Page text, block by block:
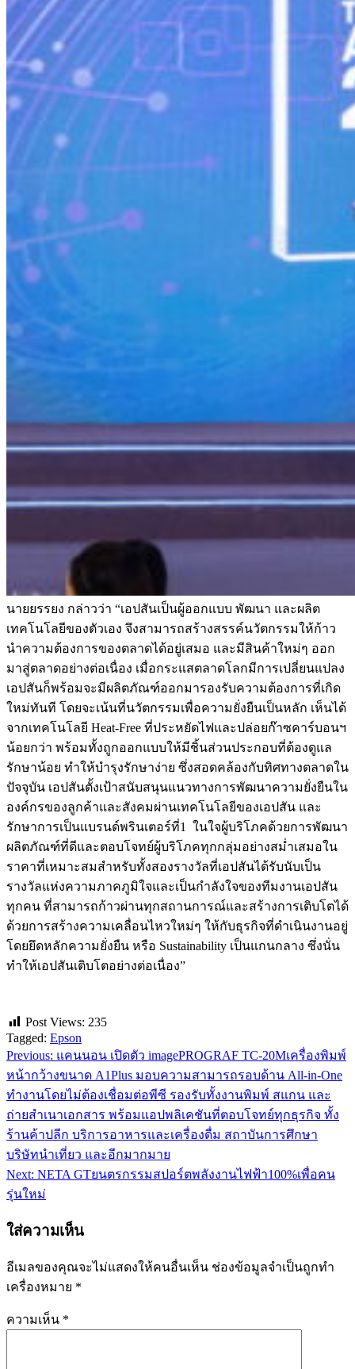
นายยรรยง กล่าวว่า “เอปสันเป็นผู้ออกแบบ พัฒนา และผลิต
เทคโนโลยีของตัวเอง จึงสามารถสร้างสรรค์นวัตกรรมให้ก้าว
นำความต้องการของตลาดได้อยู่เสมอ และมีสินค้าใหม่ๆ ออก
มาสู่ตลาดอย่างต่อเนื่อง เมื่อกระแสตลาดโลกมีการเปลี่ยนแปลง
เอปสันก็พร้อมจะมีผลิตภัณฑ์ออกมารองรับความต้องการที่เกิด
ใหม่ทันที โดยจะเน้นที่นวัตกรรมเพื่อความยั่งยืนเป็นหลัก เห็นได้
จากเทคโนโลยี Heat-Free ที่ประหยัดไฟและปล่อยก๊าซคาร์บอนฯ
น้อยกว่า พร้อมทั้งถูกออกแบบให้มีชิ้นส่วนประกอบที่ต้องดูแล
รักษาน้อย ทำให้บำรุงรักษาง่าย ซึ่งสอดคล้องกับทิศทางตลาดใน
ปัจจุบัน เอปสันตั้งเป้าสนับสนุนแนวทางการพัฒนาความยั่งยืนใน
องค์กรของลูกค้าและสังคมผ่านเทคโนโลยีของเอปสัน และ
รักษาการเป็นแบรนด์พรินเตอร์ที่1 ในใจผู้บริโภคด้วยการพัฒนา
ผลิตภัณฑ์ที่ดีและตอบโจทย์ผู้บริโภคทุกกลุ่มอย่างสม่ำเสมอใน
ราคาที่เหมาะสมสำหรับทั้งสองรางวัลที่เอปสันได้รับนับเป็น
รางวัลแห่งความภาคภูมิใจและเป็นกำลังใจของทีมงานเอปสัน
ทุกคน ที่สามารถก้าวผ่านทุกสถานการณ์และสร้างการเติบโตได้
ด้วยการสร้างความเคลื่อนไหวใหม่ๆ ให้กับธุรกิจที่ดำเนินงานอยู่
โดยยึดหลักความยั่งยืน หรือ Sustainability เป็นแกนกลาง ซึ่งนั่น
ทำให้เอปสันเติบโตอย่างต่อเนื่อง”
Post Views: 235
Tagged: Epson
แนะแนว
เรื่อง
Previous: แคนนอน เปิดตัว imagePROGRAF TC-20Mเครื่องพิมพ์
หน้ากว้างขนาด A1Plus มอบความสามารถรอบด้าน All-in-One
ทำงานโดยไม่ต้องเชื่อมต่อพีซี รองรับทั้งงานพิมพ์ สแกน และ
ถ่ายสำเนาเอกสาร พร้อมแอปพลิเคชันที่ตอบโจทย์ทุกธุรกิจ ทั้ง
ร้านค้าปลีก บริการอาหารและเครื่องดื่ม สถาบันการศึกษา
บริษัทนำเที่ยว และอีกมากมาย
Next: NETA GTยนตรกรรมสปอร์ตพลังงานไฟฟ้า100%เพื่อคน
รุ่นใหม่
ใส่ความเห็น
อีเมลของคุณจะไม่แสดงให้คนอื่นเห็น ช่องข้อมูลจำเป็นถูกทำ
เครื่องหมาย *
ความเห็น *